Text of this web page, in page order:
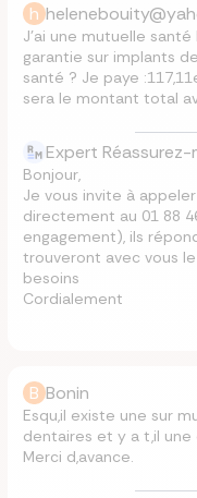
h
J’ai une mutuelle
garantie sur implants
santé ? Je paye
sera le montant total
Expert Réassurez-
Bonjour,
Je vous invite à
directement au 01 88
engagement), ils
trouveront avec vous
besoins
Cordialement
B Bonin
Esqu,il existe une sur
dentaires et y a t,il
Merci d,avance.